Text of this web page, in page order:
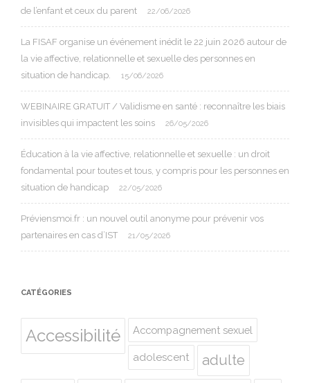
de l’enfant et ceux du parent
22/06/2026
La FISAF organise un événement inédit le 22 juin 2026 autour de
la vie affective, relationnelle et sexuelle des personnes en
situation de handicap.
15/06/2026
WEBINAIRE GRATUIT / Validisme en santé : reconnaître les biais
invisibles qui impactent les soins
26/05/2026
Éducation à la vie affective, relationnelle et sexuelle : un droit
fondamental pour toutes et tous, y compris pour les personnes en
situation de handicap
22/05/2026
Préviensmoi.fr : un nouvel outil anonyme pour prévenir vos
partenaires en cas d’IST
21/05/2026
CATÉGORIES
Accessibilité Accompagnement sexuel
adolescent adulte